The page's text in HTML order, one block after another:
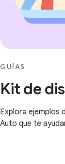
GUÍAS
Kit de
Explora ejemplos
Auto que te